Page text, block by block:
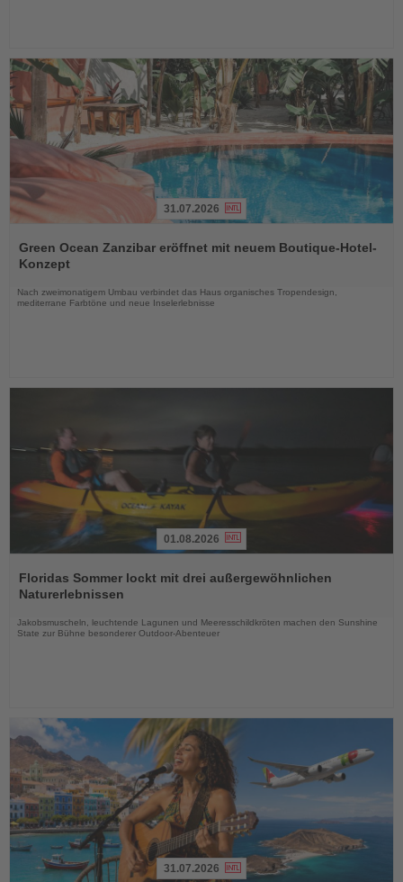
Sie
die
Nachrichten
31.07.2026
Green Ocean Zanzibar eröffnet mit neuem Boutique-Hotel-
Konzept
Nach zweimonatigem Umbau verbindet das Haus organisches Tropendesign,
mediterrane Farbtöne und neue Inselerlebnisse
Sie
die
01.08.2026
Floridas Sommer lockt mit drei außergewöhnlichen
Naturerlebnissen
Jakobsmuscheln, leuchtende Lagunen und Meeresschildkröten machen den Sunshine
State zur Bühne besonderer Outdoor-Abenteuer
31.07.2026